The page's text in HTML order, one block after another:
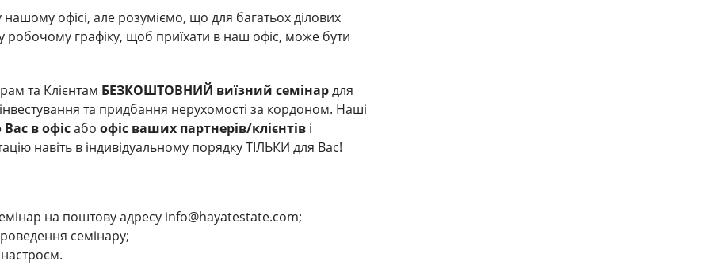
нашому офісі, але розуміємо, що для багатьох ділових
графіку, щоб приїхати в наш офіс, може бути
та Клієнтам БЕЗКОШТОВНИЙ виїзний семінардля
та придбання нерухомості за кордоном. Наші
Вас в офісабо офіс ваших партнерів/клієнтіві
навіть в індивідуальному порядку ТІЛЬКИ для Вас!
на поштову адресу info@hayatestate.com;
семінару;